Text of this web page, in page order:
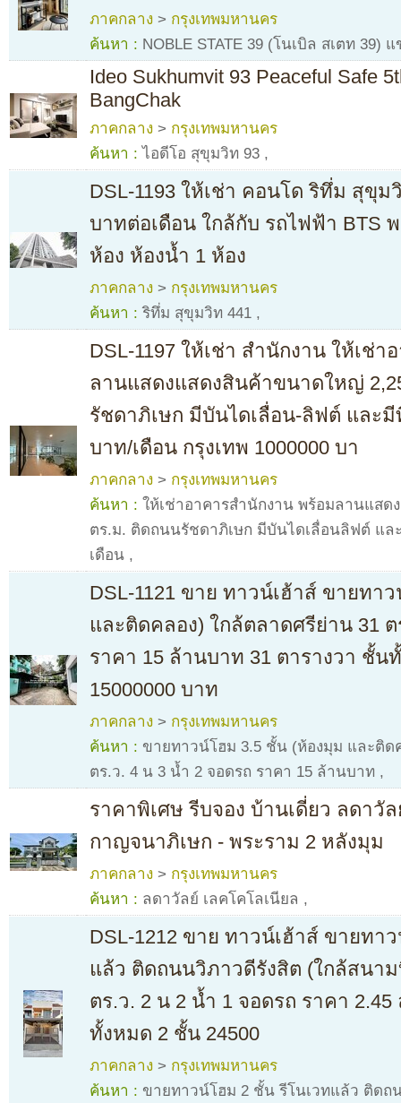
ภาคกลาง > กรุงเทพมหานคร
ค้นหา : NOBLE STATE 39 (โนเบิล สเตท 39)
Ideo Sukhumvit 93 Peaceful Safe
BangChak
ภาคกลาง > กรุงเทพมหานคร
ค้นหา : ไอดีโอ สุขุมวิท 93 ,
DSL-1193 ให้เช่า คอนโด ริทึ่ม สุขุม
บาทต่อเดือน ใกล้กับ รถไฟฟ้า BTS
ห้อง ห้องน้ำ 1 ห้อง
ภาคกลาง > กรุงเทพมหานคร
ค้นหา : ริทึ่ม สุขุมวิท 441 ,
DSL-1197 ให้เช่า สำนักงาน ให้เช่
ลานแสดงแสดงสินค้าขนาดใหญ่
รัชดาภิเษก มีบันไดเลื่อน-ลิฟต์ และ
บาท/เดือน กรุงเทพ 1000000 บา
ภาคกลาง > กรุงเทพมหานคร
ค้นหา : ให้เช่าอาคารสำนักงาน พร้อมลานแส
ตร.ม. ติดถนนรัชดาภิเษก มีบันไดเลื่อนลิฟต์ แล
เดือน ,
DSL-1121 ขาย ทาวน์เฮ้าส์ ขายทา
และติดคลอง) ใกล้ตลาดศรีย่าน 31
ราคา 15 ล้านบาท 31 ตารางวา ชั้น
15000000 บาท
ภาคกลาง > กรุงเทพมหานคร
ค้นหา : ขายทาวน์โฮม 3.5 ชั้น (ห้องมุม และติด
ตร.ว. 4 น 3 น้ำ 2 จอดรถ ราคา 15 ล้านบาท ,
ราคาพิเศษ รีบจอง บ้านเดี่ยว ลดาวั
กาญจนาภิเษก - พระราม 2 หลังมุม
ภาคกลาง > กรุงเทพมหานคร
ค้นหา : ลดาวัลย์ เลคโคโลเนียล ,
DSL-1212 ขาย ทาวน์เฮ้าส์ ขายทา
แล้ว ติดถนนวิภาวดีรังสิต (ใกล้สนาม
ตร.ว. 2 น 2 น้ำ 1 จอดรถ ราคา
ทั้งหมด 2 ชั้น 24500
ภาคกลาง > กรุงเทพมหานคร
ค้นหา : ขายทาวน์โฮม 2 ชั้น รีโนเวทแล้ว ติด